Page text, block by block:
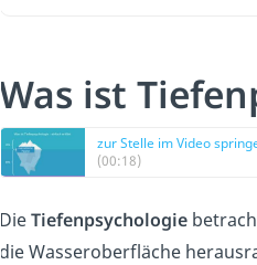
Was ist
zur Stelle im Video
(00:18)
DieTiefenpsychologie
die Wasseroberfläche